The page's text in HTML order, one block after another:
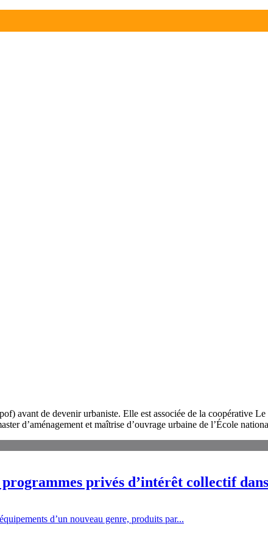
avant de devenir urbaniste. Elle est associée de la coopérative
d’aménagement et maîtrise d’ouvrage urbaine de l’École
privés d’intérêt collectif
d’un nouveau genre, produits par...